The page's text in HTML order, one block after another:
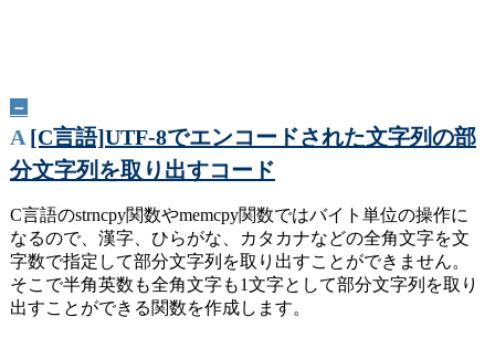
－
A [C言語]UTF-8でエンコードされた文字列の部
分文字列を取り出すコード
C言語のstrncpy関数やmemcpy関数ではバイト単位の操作に
なるので、漢字、ひらがな、カタカナなどの全角文字を文
字数で指定して部分文字列を取り出すことができません。
そこで半角英数も全角文字も1文字として部分文字列を取り
出すことができる関数を作成します。